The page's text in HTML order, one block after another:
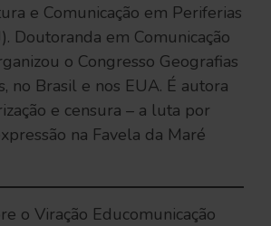
e Comunicação em Periferias
Doutoranda em Comunicação
o Congresso Geografias
no Brasil e nos EUA. É autora
e censura – a luta por
na Favela da Maré
o Viração Educomunicação